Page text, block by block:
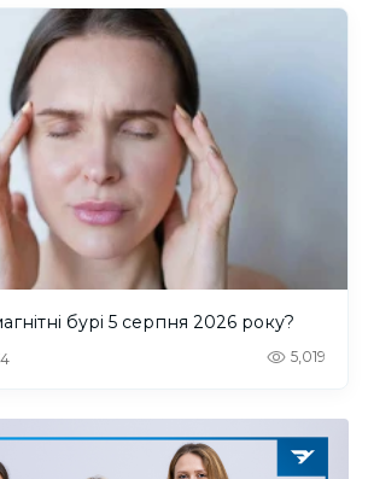
бурі 5 серпня 2026 року?
5,019